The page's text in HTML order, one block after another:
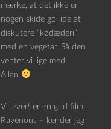
mærke, at det ikke er
nogen skide go’ ide at
diskutere “kødæderi”
med en vegetar. Så den
venter vi lige med,
Allan
Vi lever! er en god film.
Ravenous – kender jeg